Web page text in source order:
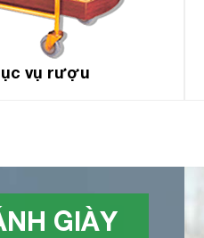
vụ rượu
GIÀY